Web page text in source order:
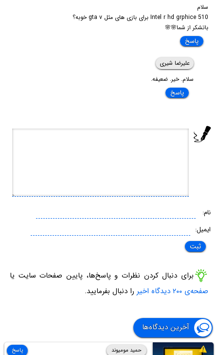
سلام
Intel r hd grphice 510 برای بازی های مثل gta v خوبه؟
باتشکر از شما🌸🌸
پاسخ
علیرضا شیری
سلام. خیر. ضعیفه.
پاسخ
نام:
ایمیل:
برای دنبال کردن نظرات و پاسخ‌ها، پایین صفحات سایت یا
صفحه‌ی ۲۰۰ دیدگاه اخیر
را دنبال بفرمایید.
آخرین دیدگاه‌ها
حمید مومیوند
پاسخ